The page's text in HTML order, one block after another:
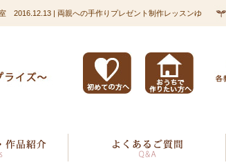
2016.12.13 | 両親への手作りプレゼント制作レッスンゆ